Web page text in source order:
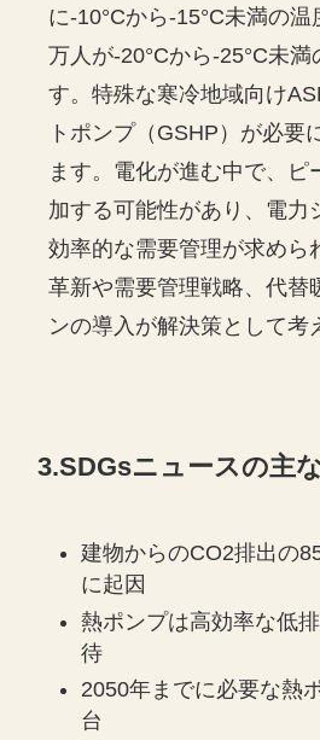
に-10°Cから-15°C未満の
万人が-20°Cから-25°C未満
す。特殊な寒冷地域向け
トポンプ（GSHP）が必要
ます。電化が進む中で、ピ
加する可能性があり、電力
効率的な需要管理が求めら
革新や需要管理戦略、代替
ンの導入が解決策として考
3.SDGsニュースの主
建物からのCO2排出の
に起因
熱ポンプは高効率な低
待
2050年までに必要な熱
台